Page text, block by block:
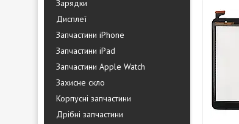
Зарядки
Дисплеї
Запчастини iPhone
Запчастини iPad
Запчастини Apple Watch
Захисне скло
Корпусні запчастини
Дрібні запчастини